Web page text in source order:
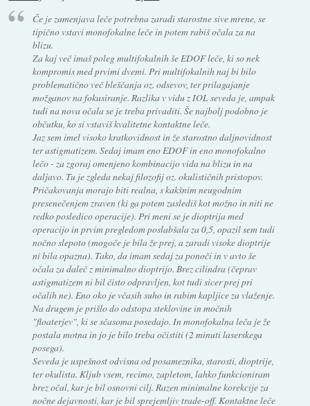
Če je zamenjava leče potrebna zaradi starostne sive mrene, se
tipično vstavi monofokalne leče in potem rabiš očala za na
blizu.
Za kaj več imaš poleg multifokalnih še EDOF leče, ki so nek
kompromis med prvimi dvemi. Pri multifokalnih naj bi bilo
problematično več bleščanja oz. odsevov, ter prilagajanje
možganov na fokusiranje. Razlika v vidu z IOL seveda je, ampak
tudi na nova očala se je treba privaditi. Še najbolj podobno je
občutku, ko si vstaviš kvalitetne kontaktne leče.
Jaz sem imel visoko kratkovidnost in že starostno daljnovidnost
ter astigmatizem. Sedaj imam eno EDOF in eno monofokalno
lečo - za zgoraj omenjeno kombinacijo vida na blizu in na
daljavo. Tu je zgleda nekaj filozofij oz. okulističnih pristopov.
Pričakovanja morajo biti realna, s kakšnim neugodnim
presenečenjem zraven (ki ga potem zaslediš kot možno in niti ne
redko posledico operacije). Pri meni se je dioptrija med
operacijo in prvim pregledom poslabšala za 0,5, opazil sem tudi
nočno slepoto (mogoče je bila že prej, a zaradi visoke dioptrije
ni bila opazna). Tako, da imam sedaj za ponoči in v avto še
očala za daleč z minimalno dioptrijo. Brez cilindra (čeprav
astigmatizem ni bil čisto odpravljen, kot tudi sicer prej pri
očalih ne). Eno oko je včasih suho in rabim kapljice za vlaženje.
Na drugem je prišlo do odstopa steklovine in močnih
"floaterjev", ki se sčasoma posedajo. In monofokalna leča je že
postala motna in jo je bilo treba očistiti (2 minuti laserskega
posega).
Seveda je uspešnost odvisna od posameznika, starosti, dioptrije,
ter okulista. Kljub vsem, recimo, zapletom, lahko funkcioniram
brez očal, kar je bil osnovni cilj. Razen minimalne korekcije za
nočne dejavnosti, kar je bil sprejemljiv trade-off. Kontaktne leče